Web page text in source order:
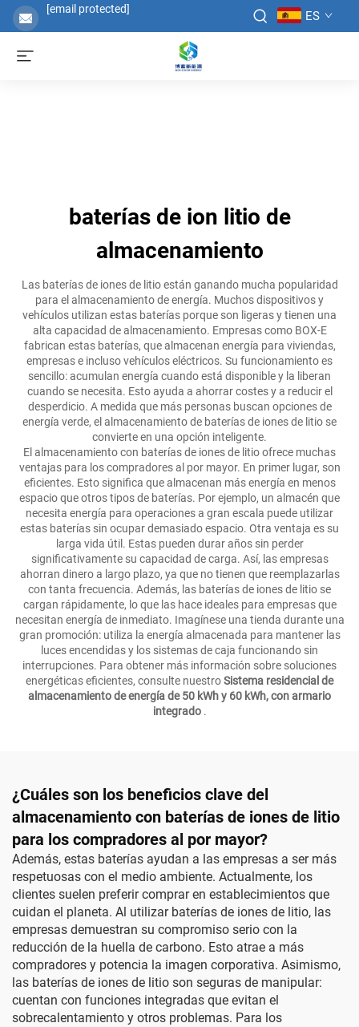
[email protected] ES
baterías de ion litio de
almacenamiento
Las baterías de iones de litio están ganando mucha popularidad
para el almacenamiento de energía. Muchos dispositivos y
vehículos utilizan estas baterías porque son ligeras y tienen una
alta capacidad de almacenamiento. Empresas como BOX-E
fabrican estas baterías, que almacenan energía para viviendas,
empresas e incluso vehículos eléctricos. Su funcionamiento es
sencillo: acumulan energía cuando está disponible y la liberan
cuando se necesita. Esto ayuda a ahorrar costes y a reducir el
desperdicio. A medida que más personas buscan opciones de
energía verde, el almacenamiento de baterías de iones de litio se
convierte en una opción inteligente.
El almacenamiento con baterías de iones de litio ofrece muchas
ventajas para los compradores al por mayor. En primer lugar, son
eficientes. Esto significa que almacenan más energía en menos
espacio que otros tipos de baterías. Por ejemplo, un almacén que
necesita energía para operaciones a gran escala puede utilizar
estas baterías sin ocupar demasiado espacio. Otra ventaja es su
larga vida útil. Estas pueden durar años sin perder
significativamente su capacidad de carga. Así, las empresas
ahorran dinero a largo plazo, ya que no tienen que reemplazarlas
con tanta frecuencia. Además, las baterías de iones de litio se
cargan rápidamente, lo que las hace ideales para empresas que
necesitan energía de inmediato. Imagínese una tienda durante una
gran promoción: utiliza la energía almacenada para mantener las
luces encendidas y los sistemas de caja funcionando sin
interrupciones. Para obtener más información sobre soluciones
energéticas eficientes, consulte nuestroSistema residencial de
almacenamiento de energía de 50 kWh y 60 kWh, con armario
integrado .
¿Cuáles son los beneficios clave del
almacenamiento con baterías de iones de litio
para los compradores al por mayor?
Además, estas baterías ayudan a las empresas a ser más
respetuosas con el medio ambiente. Actualmente, los
clientes suelen preferir comprar en establecimientos que
cuidan el planeta. Al utilizar baterías de iones de litio, las
empresas demuestran su compromiso serio con la
reducción de la huella de carbono. Esto atrae a más
compradores y potencia la imagen corporativa. Asimismo,
las baterías de iones de litio son seguras de manipular:
cuentan con funciones integradas que evitan el
sobrecalentamiento y otros problemas. Para los